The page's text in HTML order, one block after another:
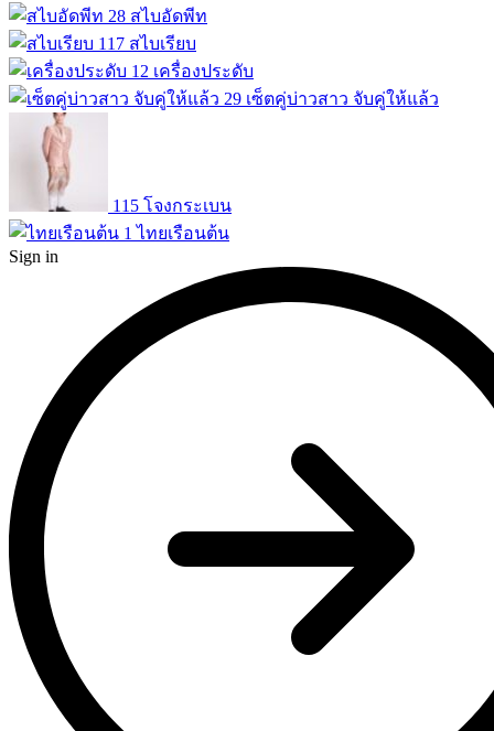
28 สไบอัดพีท
117 สไบเรียบ
12 เครื่องประดับ
29 เซ็ตคู่บ่าวสาว จับคู่ให้แล้ว
115 โจงกระเบน
1 ไทยเรือนต้น
Sign in